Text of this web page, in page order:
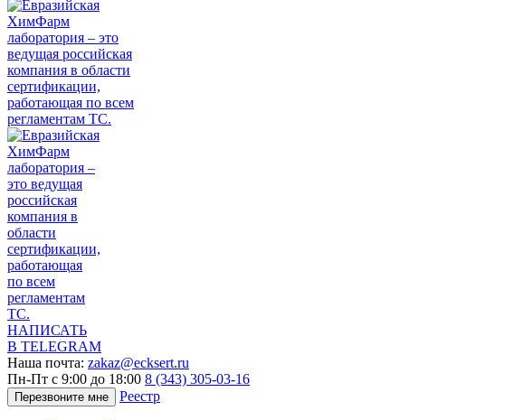
НАПИСАТЬ
В TELEGRAM
Наша почта: zakaz@ecksert.ru
Пн-Пт с 9:00 до 18:00 8 (343) 305-03-16
Перезвоните мне Реестр